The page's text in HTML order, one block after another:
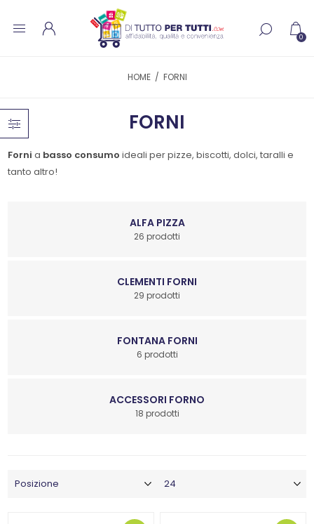
0
HOME / FORNI
FORNI
Forni a basso consumo ideali per pizze, biscotti, dolci, taralli e
tanto altro!
ALFA PIZZA
26 prodotti
CLEMENTI FORNI
29 prodotti
FONTANA FORNI
6 prodotti
ACCESSORI FORNO
18 prodotti